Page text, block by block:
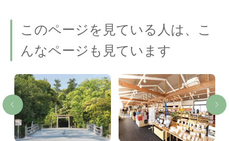
このページを見ている人は、こ
んなページも見ています